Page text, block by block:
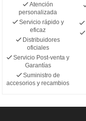
Atención
personalizada
Servicio rápido y
eficaz
Distribuidores
oficiales
Servicio Post-venta y
Garantías
Suministro de
accesorios y recambios